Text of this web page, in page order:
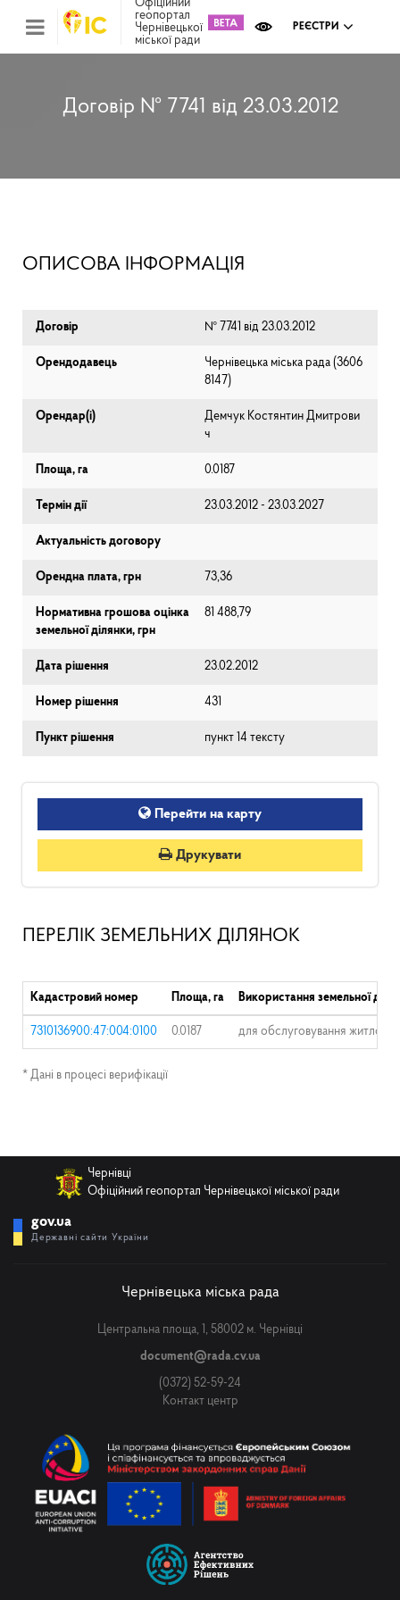
Офіційний
геопортал
Чернівецької
міської ради
РЕЄСТРИ
Договір № 7741 від 23.03.2012
ОПИСОВА ІНФОРМАЦІЯ
Договір № 7741 від 23.03.2012
Орендодавець
Чернівецька міська рада (⁨3606
8147⁩)
Орендар(і)
Демчук Костянтин Дмитрови
ч
Площа, га 0.0187
Термін дії 23.03.2012 - 23.03.2027
Актуальність договору
Орендна плата, грн 73,36
Нормативна грошова оцінка
земельної ділянки, грн
81 488,79
Дата рішення 23.02.2012
Номер рішення 431
Пункт рішення пункт 14 тексту
Перейти на карту
Друкувати
ПЕРЕЛІК ЗЕМЕЛЬНИХ ДІЛЯНОК
Кадастровий номер Площа, га Використання земельної
7310136900:47:004:0100 0.0187 для обслуговування
* Дані в процесі верифікації
Чернівці
Офіційний геопортал Чернівецької міської ради
gov.ua
Державні сайти України
Чернівецька міська рада
Центральна площа, 1, 58002 м. Чернівці
document@rada.cv.ua
(0372) 52-59-24
Контакт центр